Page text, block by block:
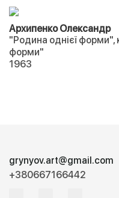
Архипенко Олександр
"Родина однієї форми",
форми"
1963
grynyov.art@gmail.com
+380667166442